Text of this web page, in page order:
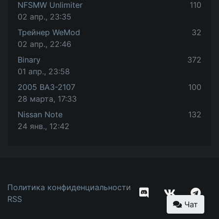
NFSMW Unlimiter
02 апр., 23:35
110
Трейнер WeMod
02 апр., 22:46
32
Binary
01 апр., 23:58
372
2005 ВАЗ-2107
28 марта, 17:33
100
Nissan Note
24 янв., 12:42
132
Политика конфиденциальности
RSS
Чат